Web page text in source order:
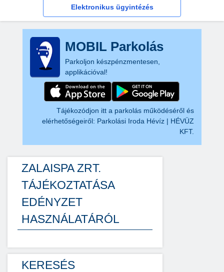
Elektronikus ügyintézés
MOBIL Parkolás
Parkoljon készpénzmentesen,
applikációval!
Tájékozódjon itt a parkolás működéséről és
elérhetőségeiről: Parkolási Iroda Hévíz | HÉVÜZ
KFT.
ZALAISPA ZRT.
TÁJÉKOZTATÁSA
EDÉNYZET
HASZNÁLATÁRÓL
KERESÉS